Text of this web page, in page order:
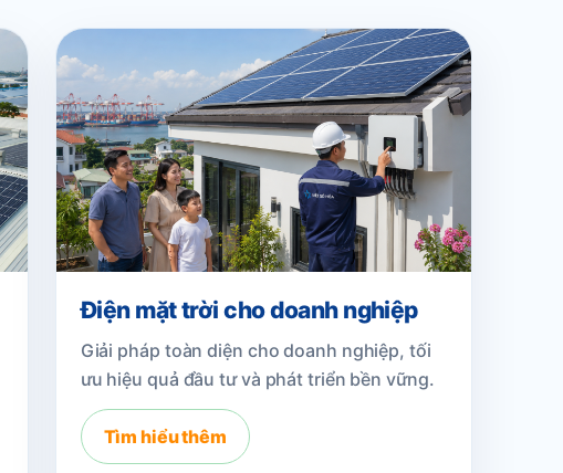
Điện mặt trời cho doanh nghiệp
Giải pháp toàn diện cho doanh nghiệp, tối
ưu hiệu quả đầu tư và phát triển bền vững.
Tìm hiểu thêm